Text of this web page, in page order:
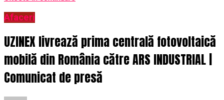
Afaceri
UZINEX livrează prima centrală fotovoltaică
mobilă din România către ARS INDUSTRIAL |
Comunicat de presă